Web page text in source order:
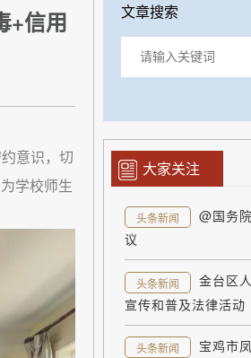
+信用
意识，切
学校师生
文章搜索
大家关注
头条新闻
@国务
议
头条新闻
金台区
宣传和普及法律活动
头条新闻
宝鸡市